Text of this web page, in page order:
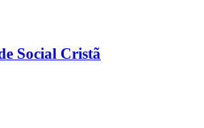
Social Cristã